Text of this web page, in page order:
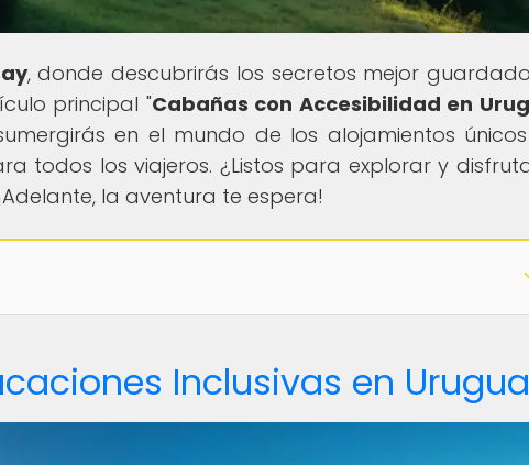
, donde descubrirás los secretos mejor
principal "Cabañas con Accesibilidad en
en el mundo de los alojamientos
todos los viajeros. ¿Listos para explorar y
la aventura te espera!
Inclusivas en